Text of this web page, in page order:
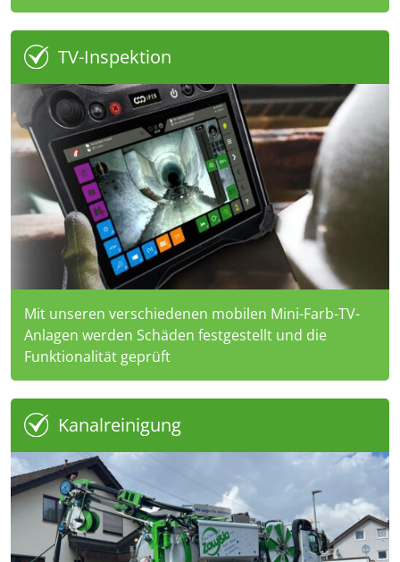
TV-Inspektion
Mit unseren verschiedenen mobilen Mini-Farb-TV-
Anlagen werden Schäden festgestellt und die
Funktionalität geprüft
Kanalreinigung